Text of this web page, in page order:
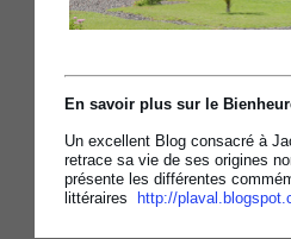
En savoir plus sur le
Un excellent Blog consacré à
retrace sa vie de ses origines
présente les différentes
littéraires http://